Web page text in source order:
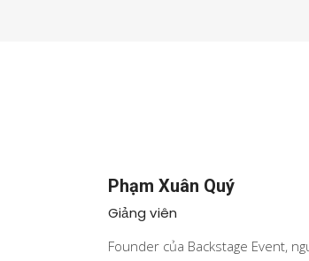
Phạm Xuân Quý
Giảng viên
Founder của Backstage Event,